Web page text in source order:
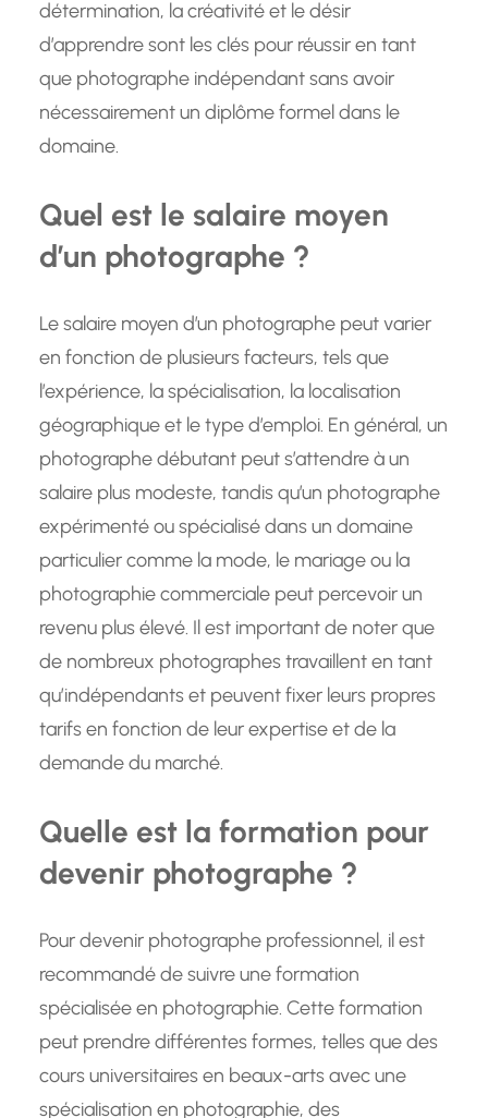
détermination, la créativité et le désir
d’apprendre sont les clés pour réussir en tant
que photographe indépendant sans avoir
nécessairement un diplôme formel dans le
domaine.
Quel est le salaire moyen
d’un photographe ?
Le salaire moyen d’un photographe peut varier
en fonction de plusieurs facteurs, tels que
l’expérience, la spécialisation, la localisation
géographique et le type d’emploi. En général, un
photographe débutant peut s’attendre à un
salaire plus modeste, tandis qu’un photographe
expérimenté ou spécialisé dans un domaine
particulier comme la mode, le mariage ou la
photographie commerciale peut percevoir un
revenu plus élevé. Il est important de noter que
de nombreux photographes travaillent en tant
qu’indépendants et peuvent fixer leurs propres
tarifs en fonction de leur expertise et de la
demande du marché.
Quelle est la formation pour
devenir photographe ?
Pour devenir photographe professionnel, il est
recommandé de suivre une formation
spécialisée en photographie. Cette formation
peut prendre différentes formes, telles que des
cours universitaires en beaux-arts avec une
spécialisation en photographie, des